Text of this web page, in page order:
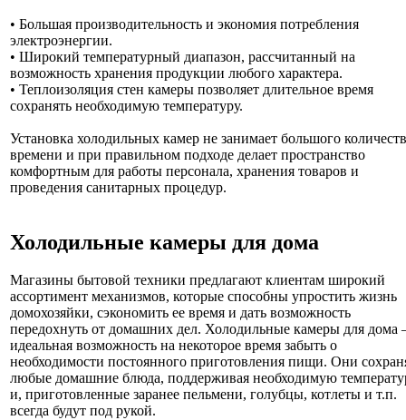
• Большая производительность и экономия потребления
электроэнергии.
• Широкий температурный диапазон, рассчитанный на
возможность хранения продукции любого характера.
• Теплоизоляция стен камеры позволяет длительное время
сохранять необходимую температуру.
Установка холодильных камер не занимает большого
времени и при правильном подходе делает пространство
комфортным для работы персонала, хранения товаров и
проведения санитарных процедур.
Холодильные камеры для дома
Магазины бытовой техники предлагают клиентам широкий
ассортимент механизмов, которые способны упростить жизнь
домохозяйки, сэкономить ее время и дать возможность
передохнуть от домашних дел. Холодильные камеры для дома
идеальная возможность на некоторое время забыть о
необходимости постоянного приготовления пищи. Они
любые домашние блюда, поддерживая необходимую
и, приготовленные заранее пельмени, голубцы, котлеты и т.п.
всегда будут под рукой.